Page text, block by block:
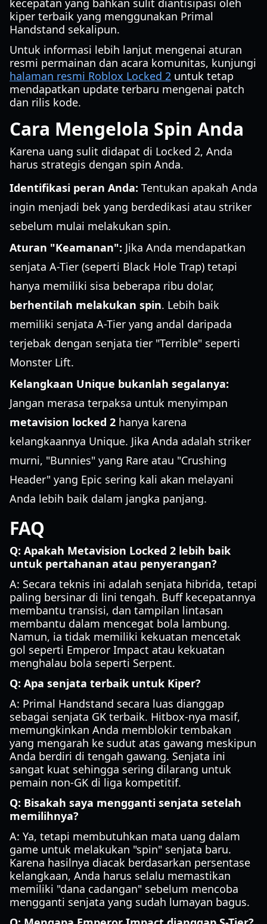
kecepatan yang bahkan sulit diantisipasi oleh
kiper terbaik yang menggunakan Primal
Handstand sekalipun.
Untuk informasi lebih lanjut mengenai aturan
resmi permainan dan acara komunitas, kunjungi
halaman resmi Roblox Locked 2 untuk tetap
mendapatkan update terbaru mengenai patch
dan rilis kode.
Cara Mengelola Spin Anda
Karena uang sulit didapat di Locked 2, Anda
harus strategis dengan spin Anda.
Identifikasi peran Anda: Tentukan apakah Anda
ingin menjadi bek yang berdedikasi atau striker
sebelum mulai melakukan spin.
Aturan "Keamanan": Jika Anda mendapatkan
senjata A-Tier (seperti Black Hole Trap) tetapi
hanya memiliki sisa beberapa ribu dolar,
berhentilah melakukan spin. Lebih baik
memiliki senjata A-Tier yang andal daripada
terjebak dengan senjata tier "Terrible" seperti
Monster Lift.
Kelangkaan Unique bukanlah segalanya:
Jangan merasa terpaksa untuk menyimpan
metavision locked 2 hanya karena
kelangkaannya Unique. Jika Anda adalah striker
murni, "Bunnies" yang Rare atau "Crushing
Header" yang Epic sering kali akan melayani
Anda lebih baik dalam jangka panjang.
FAQ
Q: Apakah Metavision Locked 2 lebih baik
untuk pertahanan atau penyerangan?
A: Secara teknis ini adalah senjata hibrida, tetapi
paling bersinar di lini tengah. Buff kecepatannya
membantu transisi, dan tampilan lintasan
membantu dalam mencegat bola lambung.
Namun, ia tidak memiliki kekuatan mencetak
gol seperti Emperor Impact atau kekuatan
menghalau bola seperti Serpent.
Q: Apa senjata terbaik untuk Kiper?
A: Primal Handstand secara luas dianggap
sebagai senjata GK terbaik. Hitbox-nya masif,
memungkinkan Anda memblokir tembakan
yang mengarah ke sudut atas gawang meskipun
Anda berdiri di tengah gawang. Senjata ini
sangat kuat sehingga sering dilarang untuk
pemain non-GK di liga kompetitif.
Q: Bisakah saya mengganti senjata setelah
memilihnya?
A: Ya, tetapi membutuhkan mata uang dalam
game untuk melakukan "spin" senjata baru.
Karena hasilnya diacak berdasarkan persentase
kelangkaan, Anda harus selalu memastikan
memiliki "dana cadangan" sebelum mencoba
mengganti senjata yang sudah lumayan bagus.